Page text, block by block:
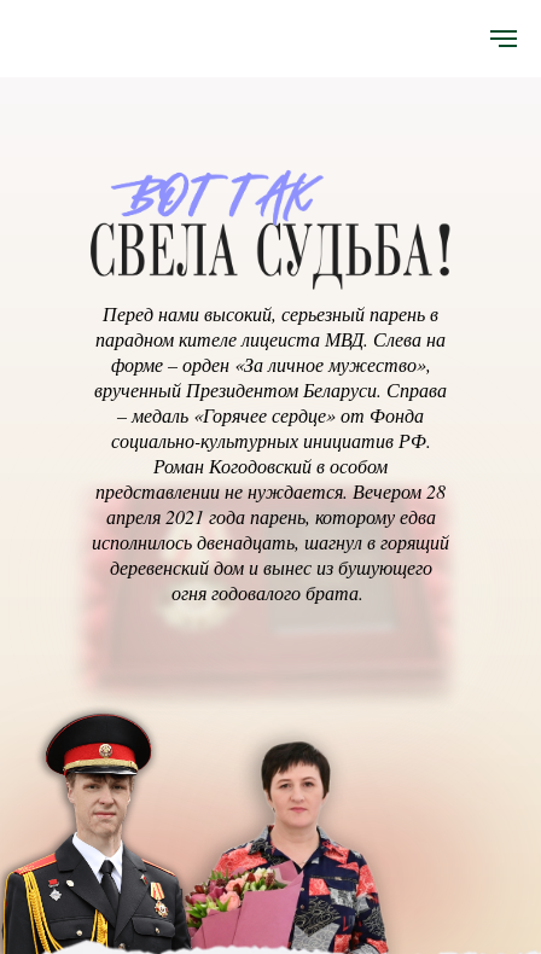
Перед нами высокий, серьезный парень в
парадном кителе лицеиста МВД. Слева на
форме – орден «За личное мужество»,
врученный Президентом Беларуси. Справа
– медаль «Горячее сердце» от Фонда
социально-культурных инициатив РФ.
Роман Когодовский в особом
представлении не нуждается. Вечером 28
апреля 2021 года парень, которому едва
исполнилось двенадцать, шагнул в горящий
деревенский дом и вынес из бушующего
огня годовалого брата.